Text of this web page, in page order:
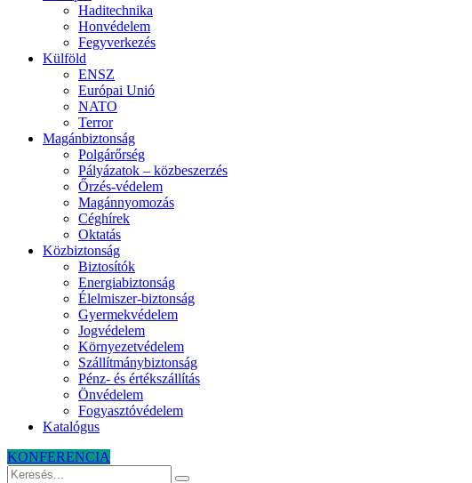
Haditechnika
Honvédelem
Fegyverkezés
Külföld
ENSZ
Európai Unió
NATO
Terror
Magánbiztonság
Polgárőrség
Pályázatok – közbeszerzés
Őrzés-védelem
Magánnyomozás
Céghírek
Oktatás
Közbiztonság
Biztosítók
Energiabiztonság
Élelmiszer-biztonság
Gyermekvédelem
Jogvédelem
Környezetvédelem
Szállítmánybiztonság
Pénz- és értékszállítás
Önvédelem
Fogyasztóvédelem
Katalógus
KONFERENCIA